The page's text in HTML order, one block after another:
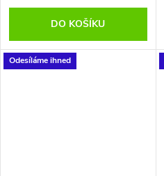
DO KOŠÍKU
Odesíláme ihned